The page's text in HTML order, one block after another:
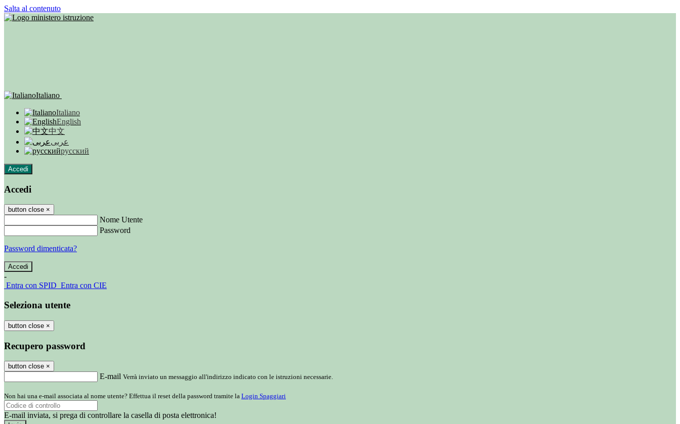
Salta al contenuto
Italiano
Italiano
English
中文
عربى
русский
Accedi
Accedi
button close ×
Nome Utente
Password
Password dimenticata?
-
Entra con SPID Entra con CIE
Seleziona utente
button close ×
Recupero password
button close ×
E-mail Verrà inviato un messaggio all'indirizzo indicato con le istruzioni necessarie.
Non hai una e-mail associata al nome utente? Effettua il reset della password tramite la Login Spaggiari
E-mail inviata, si prega di controllare la casella di posta elettronica!